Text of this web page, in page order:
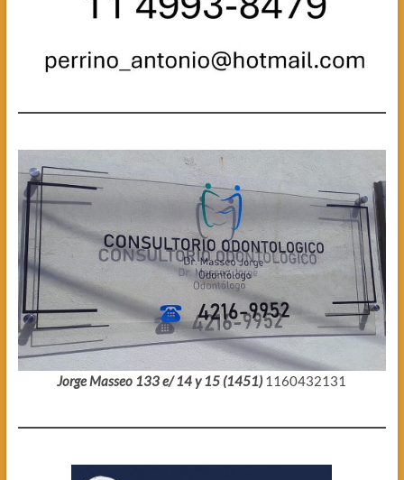
Jorge Masseo 133 e/ 14 y 15 (1451) 1160432131